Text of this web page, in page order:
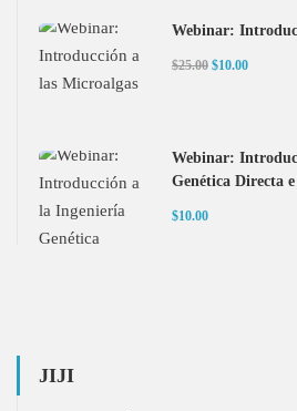
Webinar:
$25.00 $10.00
Webinar:
Genética Directa
$10.00
JIJI